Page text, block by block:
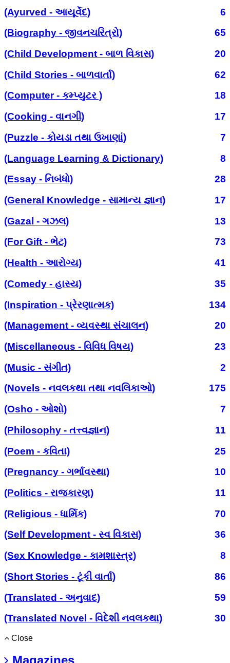
(Ayurved - આયૂર્વેદ)
6
(Biography - જીવનચરિત્રો)
65
(Child Development - બાળ વિકાસ)
20
(Child Stories - બાળવાર્તા)
62
(Computer - કમ્પ્યુટર )
18
(Cooking - વાનગી)
17
(Puzzle - કોયડા તથા ઉખાણાં)
7
(Language Learning & Dictionary)
8
(Essay - નિબંધો)
28
(General Knowledge - સામાન્ય જ્ઞાન)
17
(Gazal - ગઝલ)
13
(For Gift - ભેટ)
73
(Health - આરોગ્ય)
41
(Comedy - હાસ્ય)
35
(Inspiration - પ્રેરણાત્મક)
134
(Management - વ્યવસ્થા સંચાલન)
20
(Miscellaneous - વિવિધ વિષય)
23
(Music - સંગીત)
2
(Novels - નવલકથા તથા નવલિકાઓ)
175
(Osho - ઓશો)
7
(Philosophy - તત્ત્વજ્ઞાન)
11
(Poem - કવિતા)
25
(Pregnancy - ગર્ભાવસ્થા)
10
(Politics - રાજકારણ)
11
(Religious - ધાર્મિક)
70
(Self Development - સ્વ વિકાસ)
36
(Sex Knowledge - કામશાસ્ત્ર)
8
(Short Stories - ટૂંકી વાર્તા)
86
(Translated - અનુવાદ)
59
(Translated Novel - વિદેશી નવલકથા)
30
Close
Magazines